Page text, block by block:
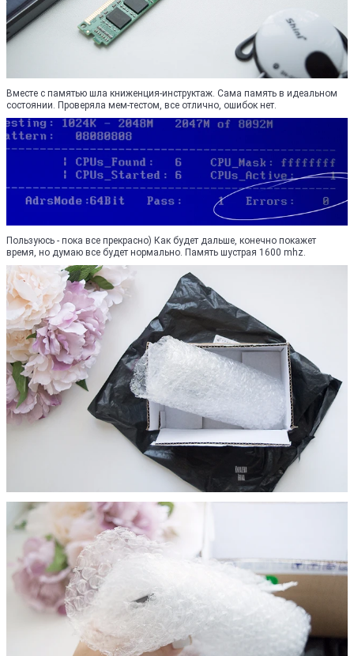
Вместе с памятью шла книженция-инструктаж. Сама память в идеальном
состоянии. Проверяла мем-тестом, все отлично, ошибок нет.
Пользуюсь - пока все прекрасно) Как будет дальше, конечно покажет
время, но думаю все будет нормально. Память шустрая 1600 mhz.